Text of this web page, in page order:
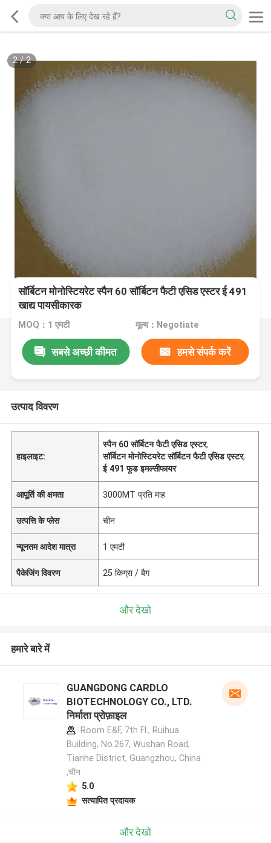
2/2
सॉर्बिटन मोनोस्टियरेट स्पैन 60 सॉर्बिटन फैटी एसिड एस्टर ई 491
खाद्य पायसीकारक
MOQ：1 एमटी मूल्य：Negotiate
सबसे अच्छी कीमत हमसे संपर्क करें
उत्पाद विवरण
हाइलाइट:
स्पैन 60 सॉर्बिटन फैटी एसिड एस्टर,
सॉर्बिटन मोनोस्टियरेट सॉर्बिटन फैटी एसिड एस्टर,
ई 491 फूड इमल्सीफायर
आपूर्ति की क्षमता 3000MT प्रति माह
उत्पत्ति के प्लेस चीन
न्यूनतम आदेश मात्रा 1 एमटी
पैकेजिंग विवरण 25 किग्रा / बैग
और देखो
हमारे बारे में
GUANGDONG CARDLO
BIOTECHNOLOGY CO., LTD.
निर्माता प्रोफ़ाइल
Room E&F, 7th Fl., Ruihua
Building, No.267, Wushan Road,
Tianhe District, Guangzhou, China
,चीन
5.0
सत्यापित प्रदायक
और देखो